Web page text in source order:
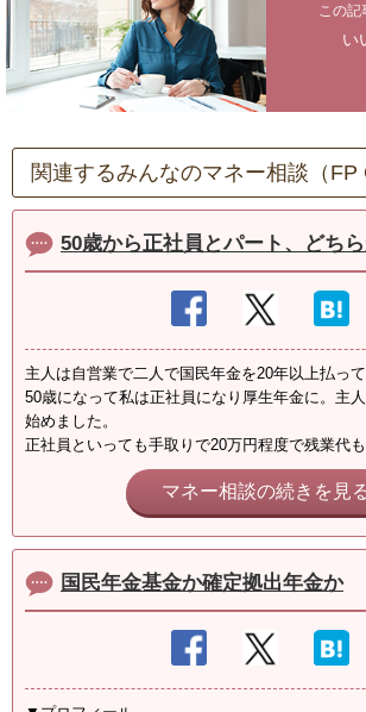
この記
い
関連するみんなのマネー相談（FP
50歳から正社員とパート、どちら
主人は自営業で二人で国民年金を20年以上払っ
50歳になって私は正社員になり厚生年金に。主
始めました。
正社員といっても手取りで20万円程度で残業代も
マネー相談の続きを見
国民年金基金か確定拠出年金か